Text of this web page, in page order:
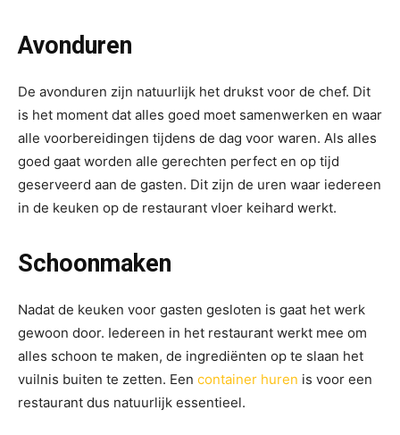
Avonduren
De avonduren zijn natuurlijk het drukst voor de chef. Dit
is het moment dat alles goed moet samenwerken en waar
alle voorbereidingen tijdens de dag voor waren. Als alles
goed gaat worden alle gerechten perfect en op tijd
geserveerd aan de gasten. Dit zijn de uren waar iedereen
in de keuken op de restaurant vloer keihard werkt.
Schoonmaken
Nadat de keuken voor gasten gesloten is gaat het werk
gewoon door. Iedereen in het restaurant werkt mee om
alles schoon te maken, de ingrediënten op te slaan het
vuilnis buiten te zetten. Een container huren is voor een
restaurant dus natuurlijk essentieel.